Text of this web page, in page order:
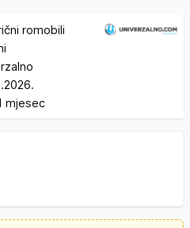
romobili
mjesec